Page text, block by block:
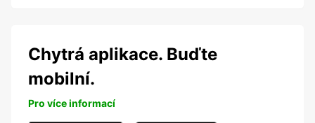
Chytrá aplikace. Buďte
mobilní.
Pro více informací